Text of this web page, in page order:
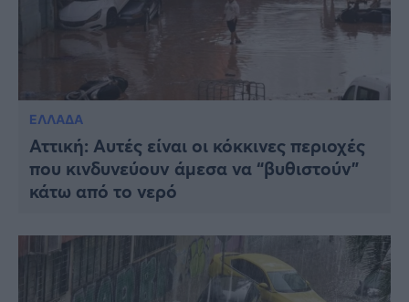
ΕΛΛΑΔΑ
Αττική: Αυτές είναι οι κόκκινες περιοχές
που κινδυνεύουν άμεσα να “βυθιστούν”
κάτω από το νερό